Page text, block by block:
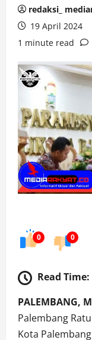
redaksi_
19 April 2024
1 minute read
0 0
Read Time:
PALEMBANG,
Palembang
Kota